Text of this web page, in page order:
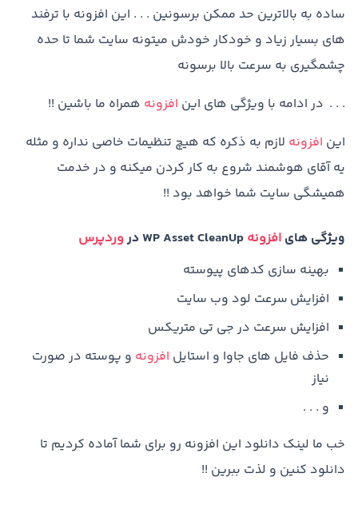
ساده به بالاترین حد ممکن برسونین . . . این افزونه با ترفند
های بسیار زیاد و خودکار خودش میتونه سایت شما تا حده
چشمگیری به سرعت بالا برسونه
. . . در ادامه با ویژگی های این افزونه همراه ما باشین !!
این افزونه لازم به ذکره که هیچ تنظیمات خاصی نداره و مثله
یه آقای هوشمند شروع به کار کردن میکنه و در خدمت
همیشگی سایت شما خواهد بود !!
ویژگی های افزونه WP Asset CleanUp در
وردپرس
بهینه سازی کدهای پیوسته
افزایش سرعت لود وب سایت
افزایش سرعت در جی تی متریکس
حذف فایل های جاوا و استایل افزونه و پوسته در صورت
نیاز
و . . .
خب ما لینک دانلود این افزونه رو برای شما آماده کردیم تا
دانلود کنین و لذت ببرین !!